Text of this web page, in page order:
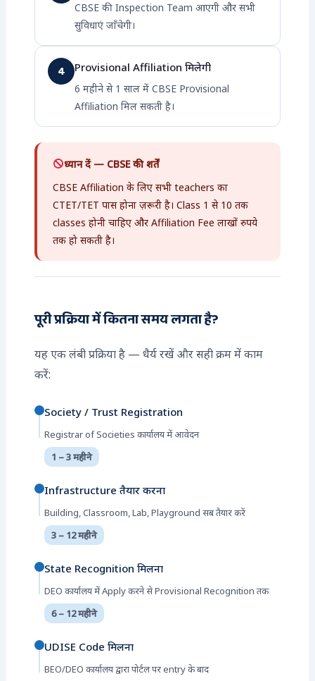
CBSE की Inspection Team आएगी और सभी
सुविधाएं जाँचेगी।
4 Provisional Affiliation मिलेगी
6 महीने से 1 साल में CBSE Provisional
Affiliation मिल सकती है।
ध्यान दें — CBSE की शर्तें
CBSE Affiliation के लिए सभी teachers का
CTET/TET पास होना ज़रूरी है। Class 1 से 10 तक
classes होनी चाहिए और Affiliation Fee लाखों रुपये
तक हो सकती है।
पूरी प्रक्रिया में कितना समय लगता है?
यह एक लंबी प्रक्रिया है — धैर्य रखें और सही क्रम में काम
करें:
Society / Trust Registration
Registrar of Societies कार्यालय में आवेदन
1 – 3 महीने
Infrastructure तैयार करना
Building, Classroom, Lab, Playground सब तैयार करें
3 – 12 महीने
State Recognition मिलना
DEO कार्यालय में Apply करने से Provisional Recognition तक
6 – 12 महीने
UDISE Code मिलना
BEO/DEO कार्यालय द्वारा पोर्टल पर entry के बाद